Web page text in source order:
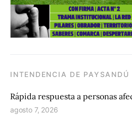
INTENDENCIA DE PAYSANDÚ
Rápida respuesta a personas
agosto 7, 2026